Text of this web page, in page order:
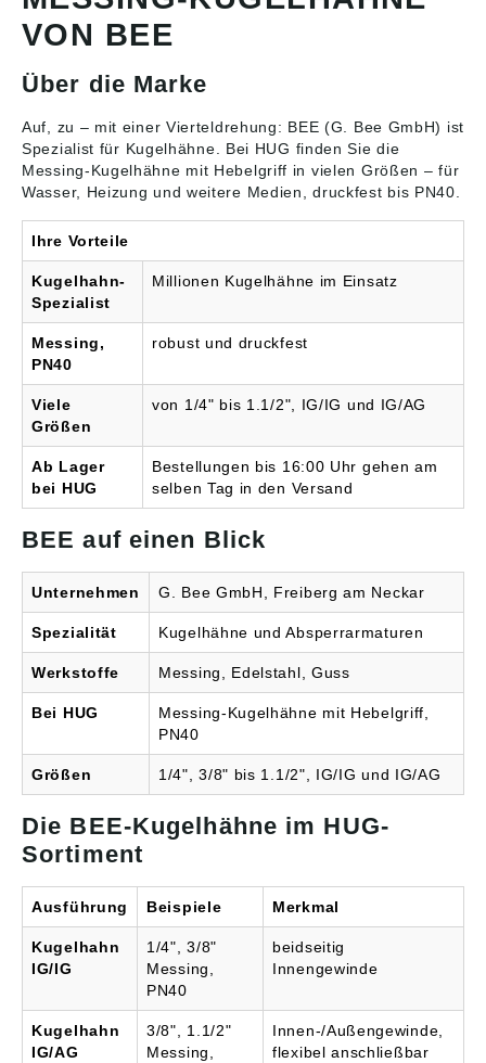
Kugeldichtung: PTFE;
Schaltwellendichtung:
Hebelgriff: Stahl
Kunststoffummantelung;
Flügelgriff: Aluminium,
rot lackiert; ISO-T Griff:
PA 6 Betriebsdruck: 40
bar Temperaturbereich:
ISO-T Griff –20 °C bis
gemäß
Produktsicherheitsveror
dnung ((EU) 2023/998):
Bosch-Straße 14, 71691
Freiberg a.N., DE,
Schaltwelle: Messing,
Kugeldichtung: PTFE,
Spindeldichtung: O-Ring
= Viton®, Griff: Nylon,
schwarz
Abbildung ähnlich.
G. Bee GmbH, Robert-
info@g-bee.de
VON BEE
Über die Marke
Auf, zu – mit einer Vierteldrehung: BEE (G. Bee GmbH) ist
Spezialist für Kugelhähne . Bei HUG finden Sie die
Messing-Kugelhähne mit Hebelgriff in vielen Größen – für
Wasser, Heizung und weitere Medien, druckfest bis PN40.
Ihre Vorteile
Kugelhahn-
Spezialist
Millionen Kugelhähne im Einsatz
Messing,
PN40
robust und druckfest
Viele
Größen
von 1/4" bis 1.1/2", IG/IG und IG/AG
Ab Lager
bei HUG
Bestellungen bis 16:00 Uhr gehen am
selben Tag in den Versand
BEE auf einen Blick
Unternehmen G. Bee GmbH, Freiberg am Neckar
Spezialität Kugelhähne und Absperrarmaturen
Werkstoffe Messing, Edelstahl, Guss
Bei HUG
Messing-Kugelhähne mit Hebelgriff,
PN40
Größen 1/4", 3/8" bis 1.1/2", IG/IG und IG/AG
Die BEE-Kugelhähne im HUG-
Sortiment
Ausführung Beispiele Merkmal
Kugelhahn
IG/IG
1/4", 3/8"
Messing,
PN40
beidseitig
Innengewinde
Kugelhahn
IG/AG
3/8", 1.1/2"
Messing,
Innen-/Außengewinde,
flexibel anschließbar